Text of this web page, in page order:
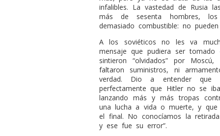
infalibles. La vastedad de Rusia
más de sesenta hombres,
demasiado combustible: no
A los soviéticos no les va
mensaje que pudiera ser
sintieron “olvidados” por
faltaron suministros, ni
verdad. Dio a entender que
perfectamente que Hitler no se
lanzando más y más tropas
una lucha a vida o muerte, y que
el final. No conocíamos la
y ese fue su error”.